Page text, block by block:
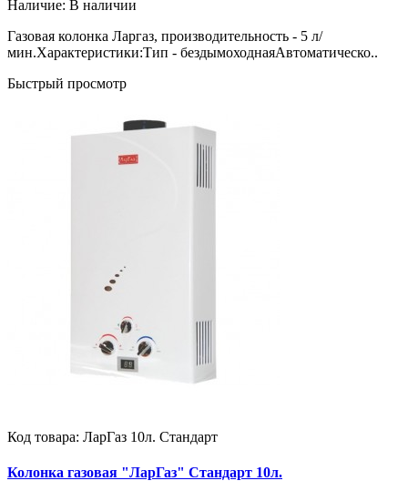
Наличие: В наличии
Газовая колонка Ларгаз, производительность - 5 л/
мин.Характеристики:Тип - бездымоходнаяАвтоматическо..
Быстрый просмотр
Код товара: ЛарГаз 10л. Стандарт
Колонка газовая "ЛарГаз" Стандарт 10л.